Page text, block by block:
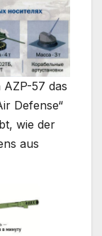
57 das
Defense“
wie der
aus